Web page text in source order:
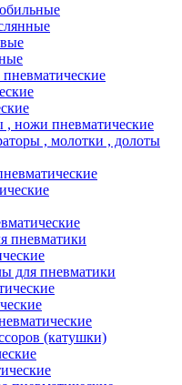
ножи пневматические
, молотки , долоты
пневматики
для пневматики
(катушки)